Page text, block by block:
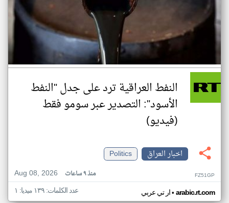
النفط العراقية ترد على جدل "النفط
الأسود": التصدير عبر سومو فقط
(فيديو)
اخبار العراق
Politics
Aug 08, 2026
منذ ٩ ساعات FZ51GP
ار تي عربي• arabic.rt.com عدد الكلمات: ١٣٩ ميديا: ١